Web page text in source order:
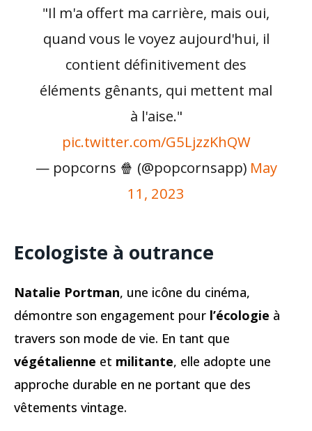
"Il m'a offert ma carrière, mais oui,
quand vous le voyez aujourd'hui, il
contient définitivement des
éléments gênants, qui mettent mal
à l'aise."
pic.twitter.com/G5LjzzKhQW
— popcorns 🍿 (@popcornsapp) May
11, 2023
Ecologiste à outrance
Natalie Portman, une icône du cinéma,
démontre son engagement pour l’écologie à
travers son mode de vie. En tant que
végétalienne et militante, elle adopte une
approche durable en ne portant que des
vêtements vintage.